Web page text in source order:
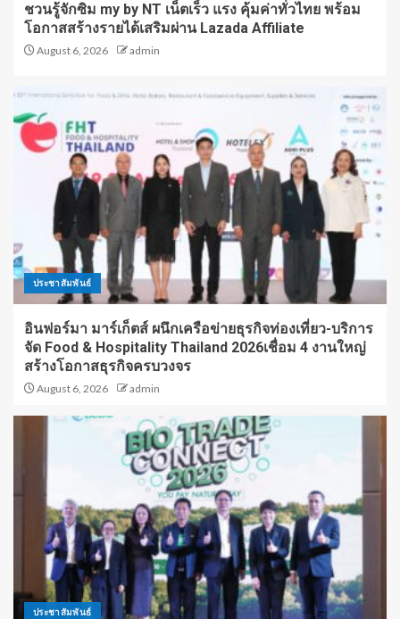
ชวนรู้จักซิม my by NT เน็ตเร็ว แรง คุ้มค่าทั่วไทย พร้อม
โอกาสสร้างรายได้เสริมผ่าน Lazada Affiliate
August 6, 2026 admin
ประชาสัมพันธ์
อินฟอร์มา มาร์เก็ตส์ ผนึกเครือข่ายธุรกิจท่องเที่ยว-บริการ
จัด Food & Hospitality Thailand 2026เชื่อม 4 งานใหญ่
สร้างโอกาสธุรกิจครบวงจร
August 6, 2026 admin
ประชาสัมพันธ์